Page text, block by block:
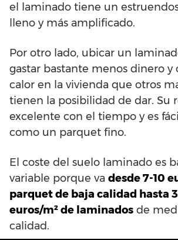
el laminado tiene un
lleno y más amplificado.
Por otro lado, ubicar un
gastar bastante menos dinero y
calor en la vivienda que otros
tienen la posibilidad de dar. Su
excelente con el tiempo y es
como un parquet fino.
El coste del suelo laminado es
variable porque va desde 7-10
parquet de baja calidad hasta
euros/m² de laminados de
calidad.